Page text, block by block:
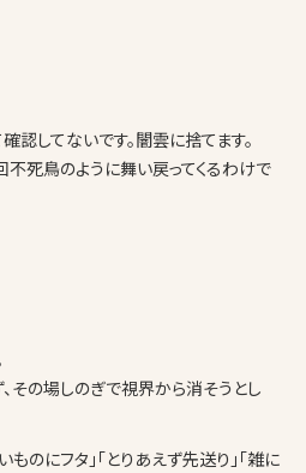
認してないです。闇雲に捨てます。
不死鳥のように舞い戻ってくるわけで
、その場しのぎで視界から消そうとし
のにフタ」「とりあえず先送り」「雑に